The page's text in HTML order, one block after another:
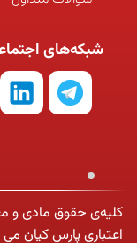
شبکه‌های
کلیه‌ی حقوق مادی و
اعتباری پارس کیان